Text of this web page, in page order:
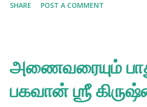
சுவாமி அவர்கள், 1896 ஆம்
மோகன் தே மற்றும் ரஜனி
SHARE POST A COMMENT
அணைவரையும்
பகவான் ஶ்ரீ